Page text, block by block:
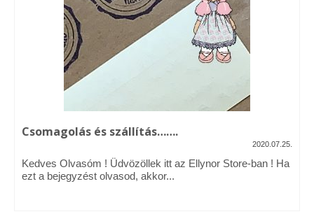
Vásárok, ahol velem is találkozhattál…
Alapanyagok, kellékek
A termékek tisztítása
Ellynor története
Adatkezelési tájékoztató
Általános Szerződési Feltételek
Csomagolás és szállítás…….
2020.07.25.
Kedves Olvasóm ! Üdvözöllek itt az Ellynor Store-ban ! Ha
ezt a bejegyzést olvasod, akkor...